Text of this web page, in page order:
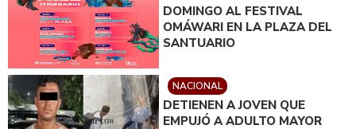
DOMINGO AL FESTIVAL
OMÁWARI EN LA PLAZA DEL
SANTUARIO
NACIONAL
DETIENEN A JOVEN QUE
EMPUJÓ A ADULTO MAYOR